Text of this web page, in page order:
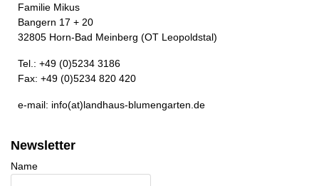
Familie Mikus
Bangern 17 + 20
32805 Horn-Bad Meinberg (OT Leopoldstal)
Tel.: +49 (0)5234 3186
Fax: +49 (0)5234 820 420
e-mail: info(at)landhaus-blumengarten.de
Newsletter
Name